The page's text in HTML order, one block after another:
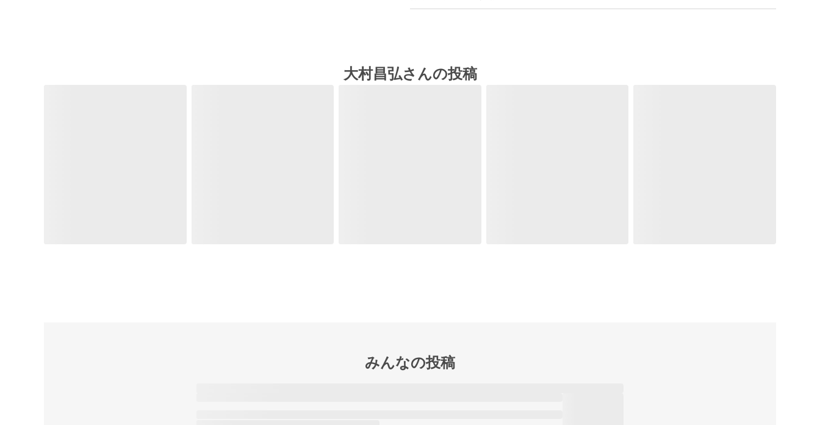
大村昌弘さんの投稿
みんなの投稿